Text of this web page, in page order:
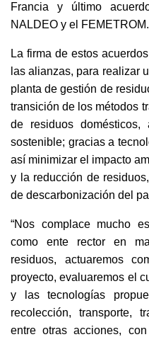
Francia y último
NALDEO y el FEMETROM.
La firma de estos
las alianzas, para realizar
planta de gestión de
transición de los métodos
de residuos
sostenible; gracias a
así minimizar el impacto
y la reducción de
de descarbonización del
“Nos complace mucho
como ente rector en
residuos, actuaremos
proyecto, evaluaremos el
y las tecnologías
recolección, transporte,
entre otras acciones,